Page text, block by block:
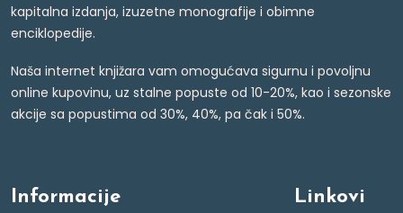
kapitalna izdanja, izuzetne monografije i obimne
enciklopedije.
Naša internet knjižara vam omogućava sigurnu i povoljnu
online kupovinu, uz stalne popuste od 10-20%, kao i sezonske
akcije sa popustima od 30%, 40%, pa čak i 50%.
Informacije Linkovi